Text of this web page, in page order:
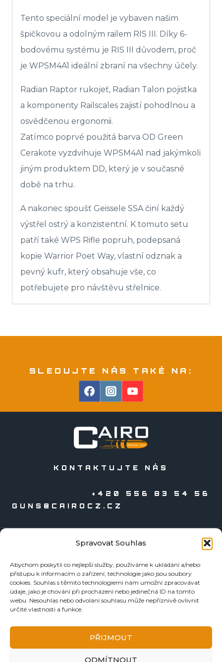
Spravovat Souhlas
Abychom poskytli co nejlepší služby, používáme k ukládání a/nebo
přístupu k informacím o zařízení, technologie jako jsou soubory
cookies. Souhlas s těmito technologiemi nám umožní zpracovávat
údaje, jako je chování při procházení nebo jedinečná ID na tomto
webu. Nesouhlas nebo odvolání souhlasu může nepříznivě ovlivnit
určité vlastnosti a funkce.
PŘIJMOUT
ODMÍTNOUT
Tento speciální model je vybaven našim
špičkovou a odolným railem RIS III. Díky 6-
bodovému systému je RIS III důvodem, proč
je WPSM4A1 ideální zbraní na všechny účely.
Radian Raptor rukojeť, Radian Talon pojistka
a komponenty Railscales zajistí pohodlnou a
osvědčenou ergonomii.
Zatímco poprvé použitá barva OD Green
Cerakote vyzdvihuje WPSM4A1 nad jakýmkoli
jiným produktem DD, který je v současné
době na trhu.
A nakonec spoušť Geissele SSA činí každý
výstřel ostrý a konzistentní. K tomuto setu
patří také WPS Rifle popruh, podepsaná
kopie Warrior Poet Way, vlastní odznak a
pevný kufr, který obsahuje vše, co
potřebujete pro návštěvu střelnice.
SLEDUJTE NÁS TAKÉ NA:
KONTAKTUJTE NÁS
+420 556 83 54 56
GUNS@CAIROCZ.CZ
Zbraně
Náboje
Reloading
Doplňky